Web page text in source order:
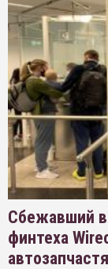
Сбежавший в
финтеха